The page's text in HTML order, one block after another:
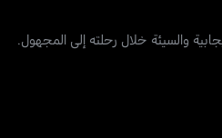
والسيئة خلال رحلته إلى المجهول.